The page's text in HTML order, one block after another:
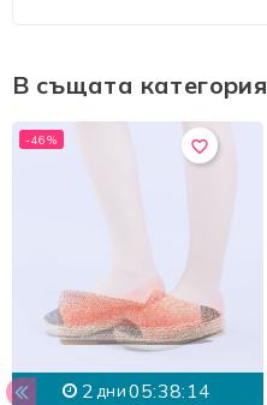
В същата категория
favorite_border
-46%
2 дни 05:38:14